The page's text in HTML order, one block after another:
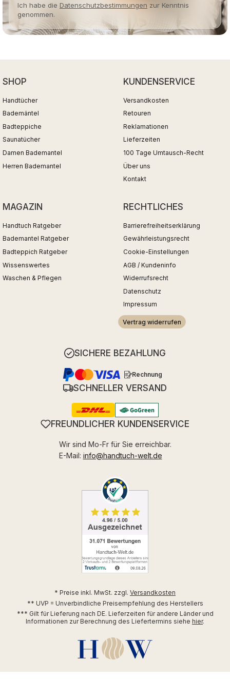
Ich habe die Datenschutzbestimmungen zur Kenntnis
genommen.
SHOP
Handtücher
Bademäntel
Badteppiche
Saunatücher
Damen Bademantel
Herren Bademantel
KUNDENSERVICE
Versandkosten
Retouren
Reklamationen
Lieferzeiten
100 Tage Umtausch-Recht
Über uns
Kontakt
MAGAZIN
Handtuch Ratgeber
Bademantel Ratgeber
Badteppich Ratgeber
Wissenswertes
Waschen & Pflegen
RECHTLICHES
Barrierefreiheitserklärung
Gewährleistungsrecht
Cookie-Einstellungen
AGB / Kundeninfo
Widerrufsrecht
Datenschutz
Impressum
Vertrag widerrufen
SICHERE BEZAHLUNG
Rechnung
SCHNELLER VERSAND
FREUNDLICHER KUNDENSERVICE
Wir sind Mo-Fr für Sie erreichbar.
E-Mail: info@handtuch-welt.de
* Preise inkl. MwSt. zzgl. Versandkosten
** UVP = Unverbindliche Preisempfehlung des Herstellers
*** Gilt für Lieferung nach DE. Lieferzeiten für andere Länder und
Informationen zur Berechnung des Liefertermins siehe hier.